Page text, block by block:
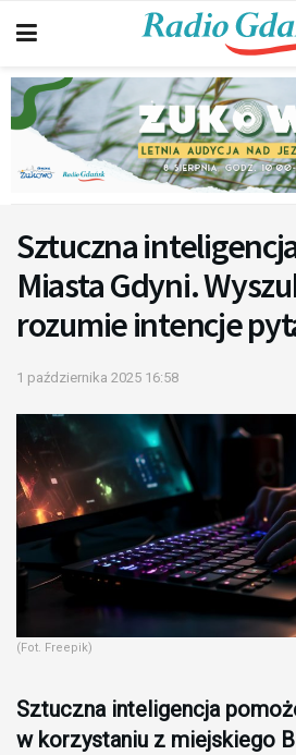
Sztuczna
Miasta Gdyni.
rozumie intencje
1 października 2025 16:58
(Fot. Freepik)
Sztuczna inteligencja
w korzystaniu z miejskiego